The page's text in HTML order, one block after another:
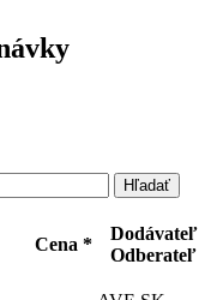
Cena *
Dodávateľ
Odberateľ